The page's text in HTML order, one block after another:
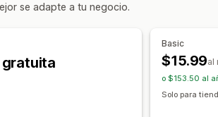
frecuentes Paquetes personalizados
fijar
Descuentos por cantidad
Descuentos
se adapte a tu negocio.
Basic
$15.99al
o $153.50 al
Solo para